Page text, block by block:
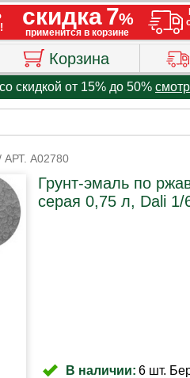
Корзина
скидкой от 15% до 50%
АРТ. A02780
Грунт-эмаль по
серая 0,75 л, Dali 1/
В наличии: 6 шт.